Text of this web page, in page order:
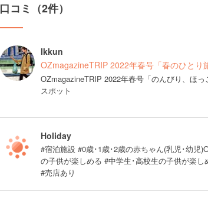
口コミ（2件）
Ikkun
OZmagazineTRIP 2022年春号「春のひとり
OZmagazineTRIP 2022年春号「のんびり、ほ
スポット
Holiday
#宿泊施設 #0歳･1歳･2歳の赤ちゃん(乳児･幼児
の子供が楽しめる #中学生･高校生の子供が楽
#売店あり